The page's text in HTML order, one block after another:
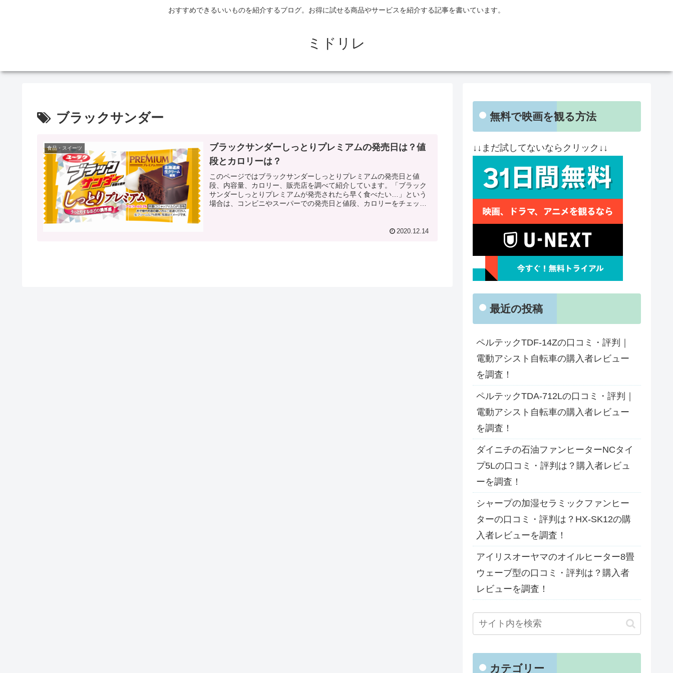
おすすめできるいいものを紹介するブログ。お得に試せる商品やサービスを紹介する記事を書いています。
ミドリレ
ブラックサンダー
食品・スイーツ
ブラックサンダーしっとりプレミアムの発売日は？値
段とカロリーは？
このページではブラックサンダーしっとりプレミアムの発売日と値
段、内容量、カロリー、販売店を調べて紹介しています。「ブラック
サンダーしっとりプレミアムが発売されたら早く食べたい…」という
場合は、コンビニやスーパーでの発売日と値段、カロリーをチェッ
2020.12.14
無料で映画を観る方法
↓↓まだ試してないならクリック↓↓
最近の投稿
ペルテックTDF-14Zの口コミ・評判｜
電動アシスト自転車の購入者レビュー
を調査！
ペルテックTDA-712Lの口コミ・評判｜
電動アシスト自転車の購入者レビュー
を調査！
ダイニチの石油ファンヒーターNCタイ
プ5Lの口コミ・評判は？購入者レビュ
ーを調査！
シャープの加湿セラミックファンヒー
ターの口コミ・評判は？HX-SK12の購
入者レビューを調査！
アイリスオーヤマのオイルヒーター8畳
ウェーブ型の口コミ・評判は？購入者
レビューを調査！
カテゴリー